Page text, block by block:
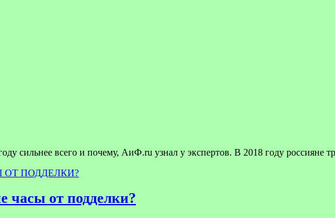
сильнее всего и почему, АиФ.ru узнал у экспертов. В 2018 году россияне
часы от подделки?